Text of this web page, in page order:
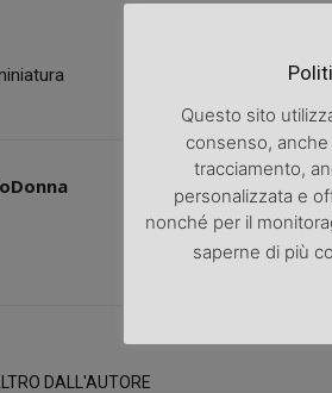
DALL'AUTORE
Questo sito
consenso,
tracciamento,
personalizzata e
nonché per il
saperne di più